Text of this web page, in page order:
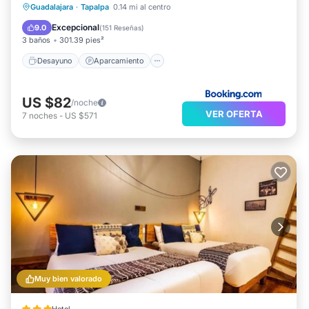
Guadalajara · Tapalpa 0.14 mi al centro
9.0 Excepcional(151 Reseñas)
3 baños 301.39 pies²
Desayuno Aparcamiento
Desayuno
Aparcamiento
Balcón/Terraza
US $82/noche
7 noches - US $571 VER OFERTA
Muy bien valorado